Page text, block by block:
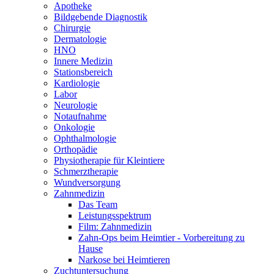
Apotheke
Bildgebende Diagnostik
Chirurgie
Dermatologie
HNO
Innere Medizin
Stationsbereich
Kardiologie
Labor
Neurologie
Notaufnahme
Onkologie
Ophthalmologie
Orthopädie
Physiotherapie für Kleintiere
Schmerztherapie
Wundversorgung
Zahnmedizin
Das Team
Leistungsspektrum
Film: Zahnmedizin
Zahn-Ops beim Heimtier - Vorbereitung zu
Hause
Narkose bei Heimtieren
Zuchtuntersuchung